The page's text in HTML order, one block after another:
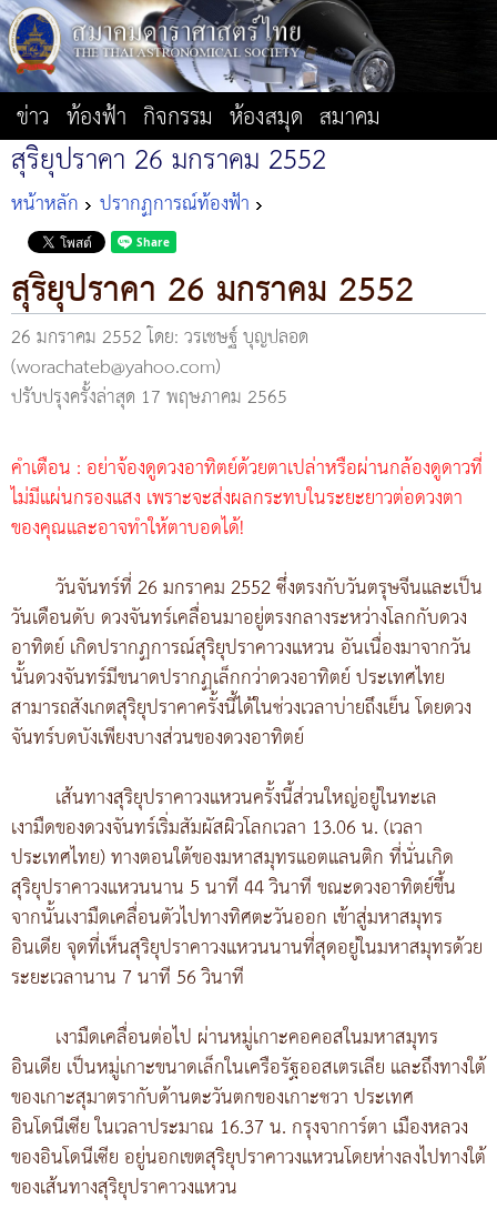
ข่าว ท้องฟ้า กิจกรรม ห้องสมุด สมาคม
สุริยุปราคา 26 มกราคม 2552
หน้าหลัก ปรากฏการณ์ท้องฟ้า
สุริยุปราคา 26 มกราคม 2552
26 มกราคม 2552โดย: วรเชษฐ์ บุญปลอด
(worachateb@yahoo.com)
ปรับปรุงครั้งล่าสุด 17 พฤษภาคม 2565
คำเตือน : อย่าจ้องดูดวงอาทิตย์ด้วยตาเปล่าหรือผ่านกล้องดูดาวที่
ไม่มีแผ่นกรองแสง เพราะจะส่งผลกระทบในระยะยาวต่อดวงตา
ของคุณและอาจทำให้ตาบอดได้!
วันจันทร์ที่ 26 มกราคม 2552 ซึ่งตรงกับวันตรุษจีนและเป็น
วันเดือนดับ ดวงจันทร์เคลื่อนมาอยู่ตรงกลางระหว่างโลกกับดวง
อาทิตย์ เกิดปรากฏการณ์สุริยุปราคาวงแหวน อันเนื่องมาจากวัน
นั้นดวงจันทร์มีขนาดปรากฏเล็กกว่าดวงอาทิตย์ ประเทศไทย
สามารถสังเกตสุริยุปราคาครั้งนี้ได้ในช่วงเวลาบ่ายถึงเย็น โดยดวง
จันทร์บดบังเพียงบางส่วนของดวงอาทิตย์
เส้นทางสุริยุปราคาวงแหวนครั้งนี้ส่วนใหญ่อยู่ในทะเล
เงามืดของดวงจันทร์เริ่มสัมผัสผิวโลกเวลา 13.06 น. (เวลา
ประเทศไทย) ทางตอนใต้ของมหาสมุทรแอตแลนติก ที่นั่นเกิด
สุริยุปราคาวงแหวนนาน 5 นาที 44 วินาที ขณะดวงอาทิตย์ขึ้น
จากนั้นเงามืดเคลื่อนตัวไปทางทิศตะวันออก เข้าสู่มหาสมุทร
อินเดีย จุดที่เห็นสุริยุปราคาวงแหวนนานที่สุดอยู่ในมหาสมุทรด้วย
ระยะเวลานาน 7 นาที 56 วินาที
เงามืดเคลื่อนต่อไป ผ่านหมู่เกาะคอคอสในมหาสมุทร
อินเดีย เป็นหมู่เกาะขนาดเล็กในเครือรัฐออสเตรเลีย และถึงทางใต้
ของเกาะสุมาตรากับด้านตะวันตกของเกาะชวา ประเทศ
อินโดนีเซีย ในเวลาประมาณ 16.37 น. กรุงจาการ์ตา เมืองหลวง
ของอินโดนีเซีย อยู่นอกเขตสุริยุปราคาวงแหวนโดยห่างลงไปทางใต้
ของเส้นทางสุริยุปราคาวงแหวน